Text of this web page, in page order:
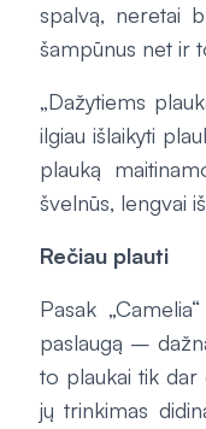
spalvą, neretai
šampūnus net ir
„Dažytiems
ilgiau išlaikyti
plauką
švelnūs, lengvai
Rečiau plauti
Pasak
paslaugą –
to plaukai tik dar
jų trinkimas